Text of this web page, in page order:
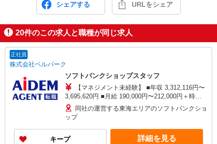
シェアする URLをシェア
20件のこの求人と職種が同じ求人
正社員
株式会社ベルパーク
ソフトバンクショップスタッフ
【マネジメント未経験】 ■年収 3,312,116円〜
3,695,620円 ■月給 190,000円〜212,000円＋時間
外手当 ※時間外勤務手当を月25時間想定として加
えております。 【マネジメント経験者】 ■年収
4,552,432円〜5,660,900円 ■月給 260,000円〜
322,000円＋時間外手当 ※時間外勤務手当を月30
時間想定として加えております。 【ソフトバンク
同社の運営する東海エリアのソフトバンクショ
ップ
キープ 詳細を見る